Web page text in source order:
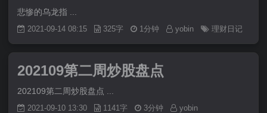
2021-09-14 08:15 325字 1分钟 yobin 理财日记
202109第二周炒股盘点
2021-09-10 13:30 1141字 3分钟
yobin